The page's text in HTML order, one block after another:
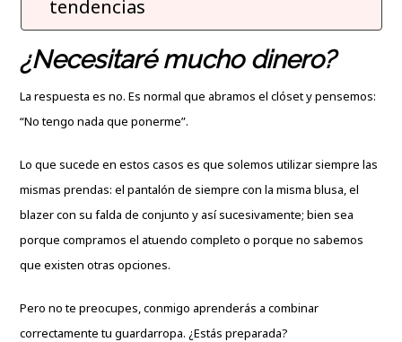
tendencias
¿Necesitaré mucho dinero?
La respuesta es no. Es normal que abramos el clóset y pensemos:
“No tengo nada que ponerme”.
Lo que sucede en estos casos es que solemos utilizar siempre las
mismas prendas: el pantalón de siempre con la misma blusa, el
blazer con su falda de conjunto y así sucesivamente; bien sea
porque compramos el atuendo completo o porque no sabemos
que existen otras opciones.
Pero no te preocupes, conmigo aprenderás a combinar
correctamente tu guardarropa. ¿Estás preparada?